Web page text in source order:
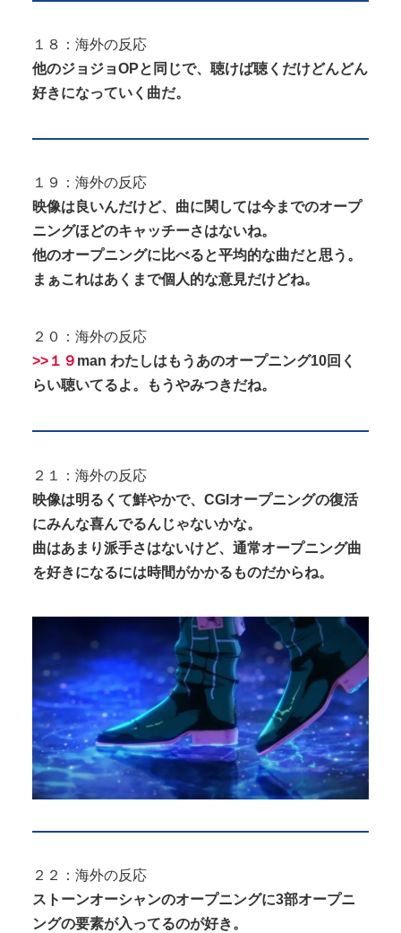
１８：海外の反応
他のジョジョOPと同じで、聴けば聴くだけどんどん
好きになっていく曲だ。
１９：海外の反応
映像は良いんだけど、曲に関しては今までのオープ
ニングほどのキャッチーさはないね。
他のオープニングに比べると平均的な曲だと思う。
まぁこれはあくまで個人的な意見だけどね。
２０：海外の反応
>>１９ man わたしはもうあのオープニング10回く
らい聴いてるよ。もうやみつきだね。
２１：海外の反応
映像は明るくて鮮やかで、CGIオープニングの復活
にみんな喜んでるんじゃないかな。
曲はあまり派手さはないけど、通常オープニング曲
を好きになるには時間がかかるものだからね。
２２：海外の反応
ストーンオーシャンのオープニングに3部オープニ
ングの要素が入ってるのが好き。